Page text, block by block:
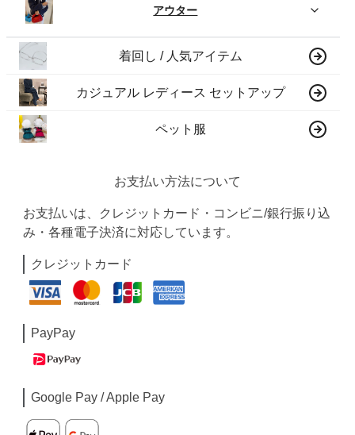
アウター
着回し / 人気アイテム
カジュアル レディース セットアップ
ペット服
お支払い方法について
お支払いは、クレジットカード・コンビニ/銀行振り込
み・各種電子決済に対応しています。
クレジットカード
PayPay
Google Pay / Apple Pay